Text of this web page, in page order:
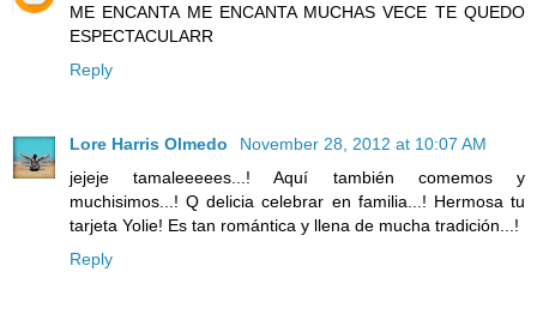
ME ENCANTA ME ENCANTA MUCHAS VECE TE QUEDO
ESPECTACULARR
Reply
Lore Harris Olmedo
November 28, 2012 at 10:07 AM
jejeje tamaleeeees...! Aquí también comemos y
muchisimos...! Q delicia celebrar en familia...! Hermosa tu
tarjeta Yolie! Es tan romántica y llena de mucha tradición...!
Reply